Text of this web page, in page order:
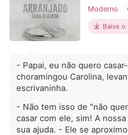
Sair
que
que um
esposa e de um
ou o amor
almas machucadas?
(começa
Moderno
PTSD
Paixão /
Baixe o
- Papai, eu não quero
choramingou Carolina,
escrivaninha.
- Não tem isso de "não
casar com ele, sim! A
sua ajuda. - Ele se